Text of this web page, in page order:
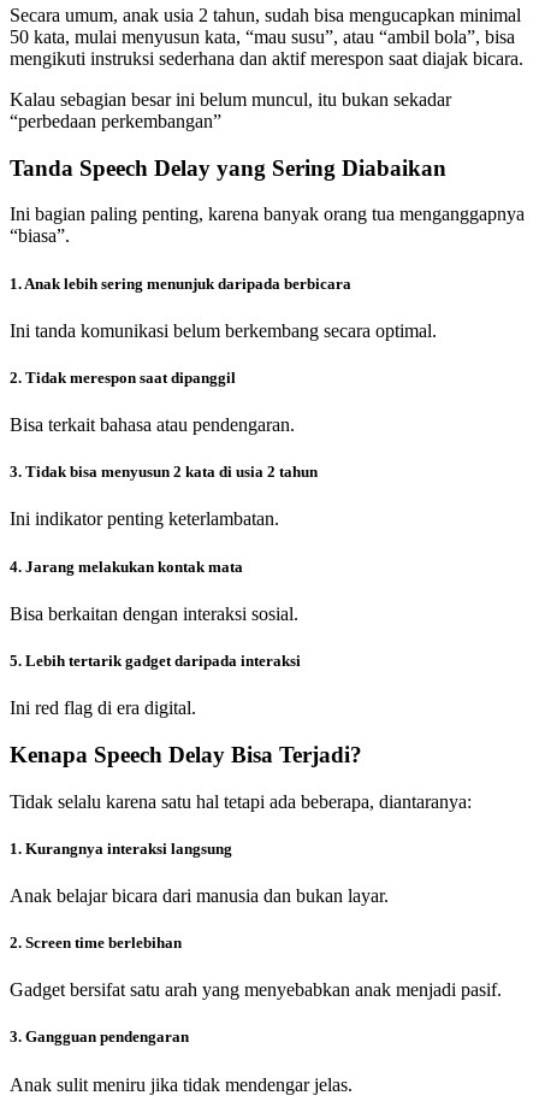
Secara umum, anak usia 2 tahun, sudah bisa mengucapkan minimal
50 kata, mulai menyusun kata, “mau susu”, atau “ambil bola”, bisa
mengikuti instruksi sederhana dan aktif merespon saat diajak bicara.
Kalau sebagian besar ini belum muncul, itu bukan sekadar
“perbedaan perkembangan”
Tanda Speech Delay yang Sering Diabaikan
Ini bagian paling penting, karena banyak orang tua menganggapnya
“biasa”.
1. Anak lebih sering menunjuk daripada berbicara
Ini tanda komunikasi belum berkembang secara optimal.
2. Tidak merespon saat dipanggil
Bisa terkait bahasa atau pendengaran.
3. Tidak bisa menyusun 2 kata di usia 2 tahun
Ini indikator penting keterlambatan.
4. Jarang melakukan kontak mata
Bisa berkaitan dengan interaksi sosial.
5. Lebih tertarik gadget daripada interaksi
Ini red flag di era digital.
Kenapa Speech Delay Bisa Terjadi?
Tidak selalu karena satu hal tetapi ada beberapa, diantaranya:
1. Kurangnya interaksi langsung
Anak belajar bicara dari manusia dan bukan layar.
2. Screen time berlebihan
Gadget bersifat satu arah yang menyebabkan anak menjadi pasif.
3. Gangguan pendengaran
Anak sulit meniru jika tidak mendengar jelas.